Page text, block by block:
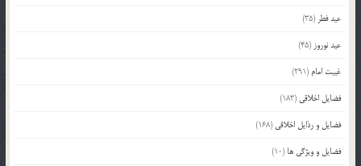
عید فطر (35)
عید نوروز (45)
غیبت امام (291)
فضایل اخلاقی (183)
فضایل و رذایل اخلاقی (168)
فضایل و ویژگی ها (10)